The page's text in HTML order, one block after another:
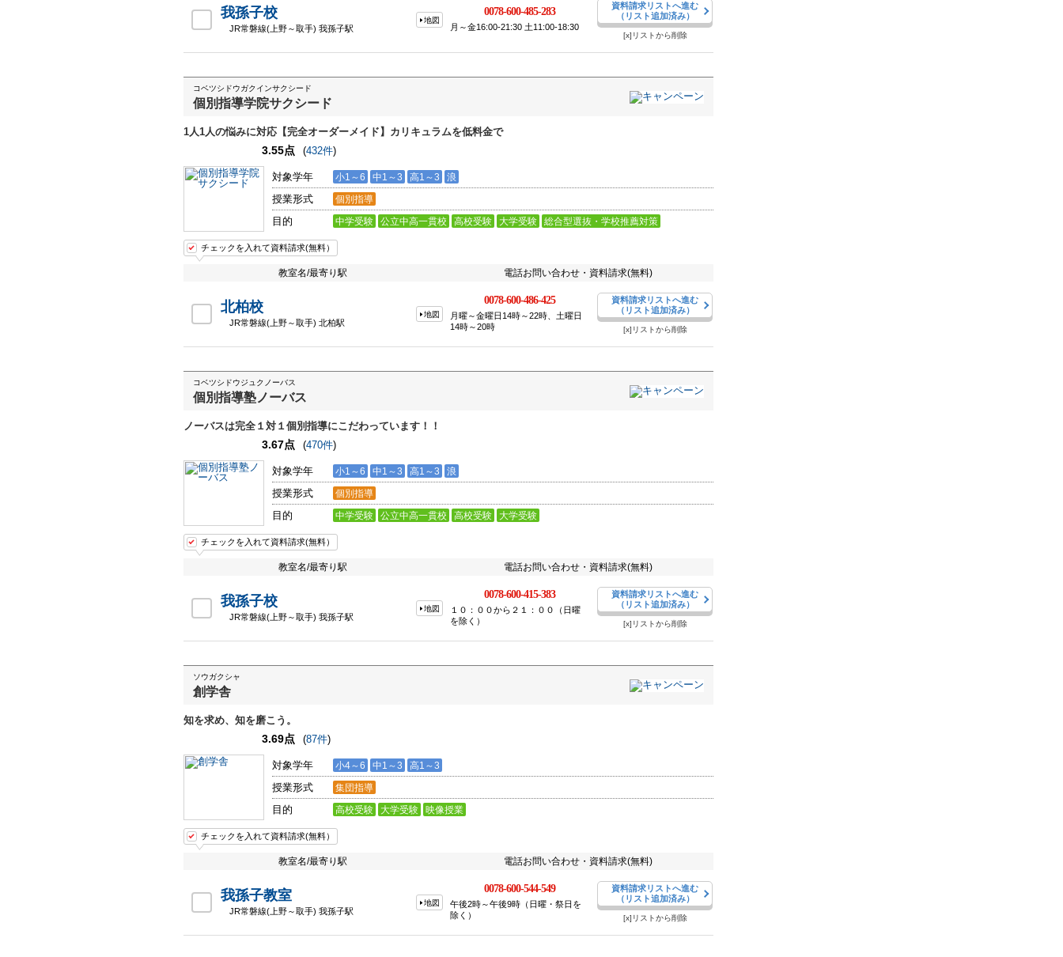
我孫子校
JR常磐線(上野～取手) 我孫子駅
地図
0078-600-485-283
月～金16:00-21:30 土11:00-18:30
資料請求リストへ進む
（リスト追加済み）
[x]リストから削除
コベツシドウガクインサクシード
個別指導学院サクシード
1人1人の悩みに対応【完全オーダーメイド】カリキュラムを低料金で
3.55点 (432件)
対象学年 小1～6 中1～3 高1～3 浪
授業形式 個別指導
目的 中学受験 公立中高一貫校 高校受験 大学受験 総合型選抜・学校推薦対策
チェックを入れて資料請求(無料）
教室名/最寄り駅 電話お問い合わせ・資料請求(無料)
北柏校
JR常磐線(上野～取手) 北柏駅
地図
0078-600-486-425
月曜～金曜日14時～22時、土曜日
14時～20時
資料請求リストへ進む
（リスト追加済み）
[x]リストから削除
コベツシドウジュクノーバス
個別指導塾ノーバス
ノーバスは完全１対１個別指導にこだわっています！！
3.67点 (470件)
対象学年 小1～6 中1～3 高1～3 浪
授業形式 個別指導
目的 中学受験 公立中高一貫校 高校受験 大学受験
チェックを入れて資料請求(無料）
教室名/最寄り駅 電話お問い合わせ・資料請求(無料)
我孫子校
JR常磐線(上野～取手) 我孫子駅
地図
0078-600-415-383
１０：００から２１：００（日曜
を除く）
資料請求リストへ進む
（リスト追加済み）
[x]リストから削除
ソウガクシャ
創学舎
知を求め、知を磨こう。
3.69点 (87件)
対象学年 小4～6 中1～3 高1～3
授業形式 集団指導
目的 高校受験 大学受験 映像授業
チェックを入れて資料請求(無料）
教室名/最寄り駅 電話お問い合わせ・資料請求(無料)
我孫子教室
JR常磐線(上野～取手) 我孫子駅
地図
0078-600-544-549
午後2時～午後9時（日曜・祭日を
除く）
資料請求リストへ進む
（リスト追加済み）
[x]リストから削除